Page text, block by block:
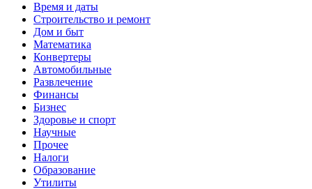
Время и даты
Строительство и ремонт
Дом и быт
Математика
Конвертеры
Автомобильные
Развлечение
Финансы
Бизнес
Здоровье и спорт
Научные
Прочее
Налоги
Образование
Утилиты